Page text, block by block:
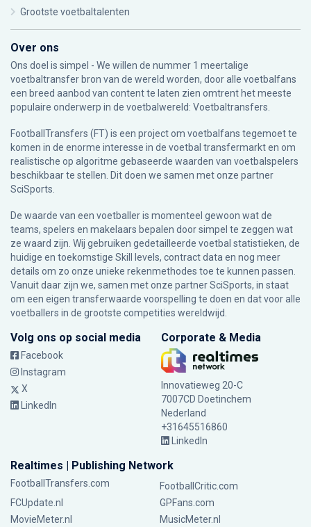
Grootste voetbaltalenten
Over ons
Ons doel is simpel - We willen de nummer 1 meertalige
voetbaltransfer bron van de wereld worden, door alle voetbalfans
een breed aanbod van content te laten zien omtrent het meeste
populaire onderwerp in de voetbalwereld: Voetbaltransfers.
FootballTransfers (FT) is een project om voetbalfans tegemoet te
komen in de enorme interesse in de voetbal transfermarkt en om
realistische op algoritme gebaseerde waarden van voetbalspelers
beschikbaar te stellen. Dit doen we samen met onze partner
SciSports.
De waarde van een voetballer is momenteel gewoon wat de
teams, spelers en makelaars bepalen door simpel te zeggen wat
ze waard zijn. Wij gebruiken gedetailleerde voetbal statistieken, de
huidige en toekomstige Skill levels, contract data en nog meer
details om zo onze unieke rekenmethodes toe te kunnen passen.
Vanuit daar zijn we, samen met onze partner SciSports, in staat
om een eigen transferwaarde voorspelling te doen en dat voor alle
voetballers in de grootste competities wereldwijd.
Volg ons op social media
Facebook
Instagram
X
LinkedIn
Corporate & Media
Innovatieweg 20-C
7007CD Doetinchem
Nederland
+31645516860
LinkedIn
Realtimes | Publishing Network
FootballTransfers.com
FootballCritic.com
FCUpdate.nl
GPFans.com
MovieMeter.nl
MusicMeter.nl